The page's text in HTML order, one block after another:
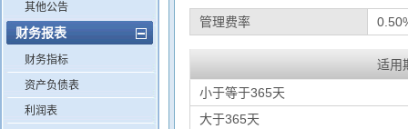
其他公告
财务报表
财务指标
资产负债表
利润表
管理费率
适用
小于等于365天
大于365天